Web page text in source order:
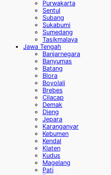
Purwakarta
Sentul
Subang
Sukabumi
Sumedang
Tasikmalaya
Jawa Tengah
Banjarnegara
Banyumas
Batang
Blora
Boyolali
Brebes
Cilacap
Demak
Dieng
Jepara
Karanganyar
Kebumen
Kendal
Klaten
Kudus
Magelang
Pati